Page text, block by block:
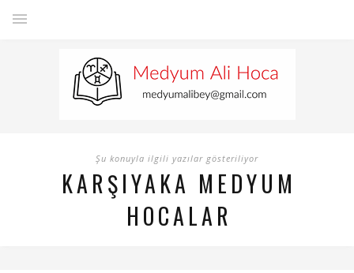
Şu konuyla ilgili yazılar gösteriliyor
KARŞIYAKA MEDYUM
HOCALAR